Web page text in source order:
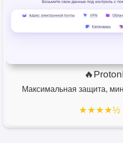
Максимальная защита,
★★★★½